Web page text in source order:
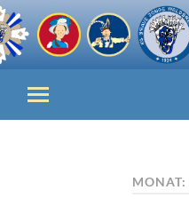
MONAT: